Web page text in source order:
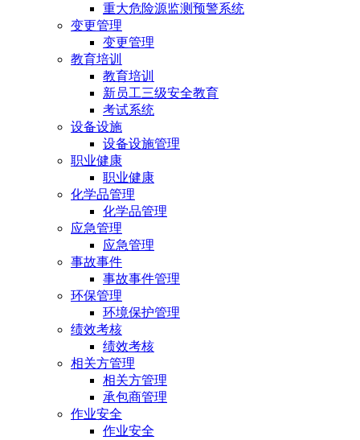
重大危险源监测预警系统
变更管理
变更管理
教育培训
教育培训
新员工三级安全教育
考试系统
设备设施
设备设施管理
职业健康
职业健康
化学品管理
化学品管理
应急管理
应急管理
事故事件
事故事件管理
环保管理
环境保护管理
绩效考核
绩效考核
相关方管理
相关方管理
承包商管理
作业安全
作业安全